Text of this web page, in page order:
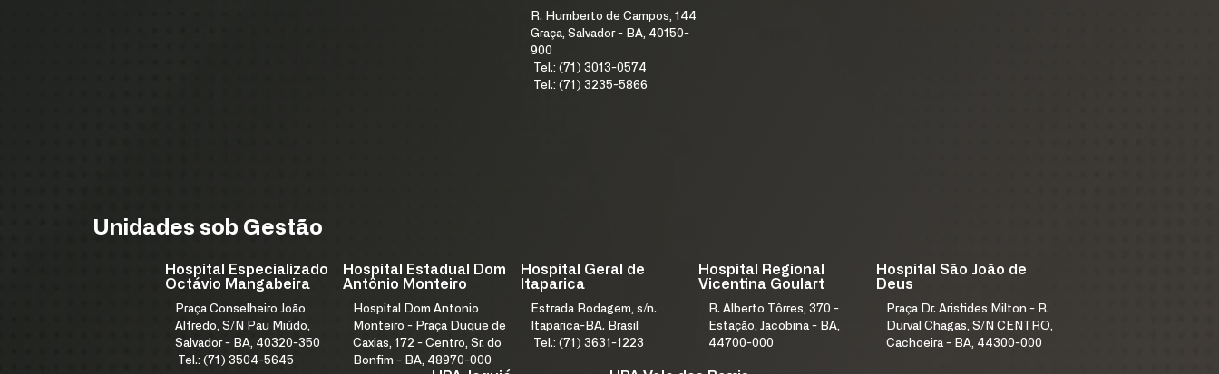
R. Humberto de Campos, 144
Graça, Salvador - BA, 40150-
900
Tel.: (71) 3013-0574
Tel.: (71) 3235-5866
Unidades sob Gestão
Hospital Especializado
Octávio Mangabeira
Praça Conselheiro João
Alfredo, S/N Pau Miúdo,
Salvador - BA, 40320-350
Tel.: (71) 3504-5645
Hospital Estadual Dom
Antônio Monteiro
Hospital Dom Antonio
Monteiro - Praça Duque de
Caxias, 172 - Centro, Sr. do
Bonfim - BA, 48970-000
Hospital Geral de
Itaparica
Estrada Rodagem, s/n.
Itaparica-BA. Brasil
Tel.: (71) 3631-1223
Hospital Regional
Vicentina Goulart
R. Alberto Tôrres, 370 -
Estação, Jacobina - BA,
44700-000
Hospital São João de
Deus
Praça Dr. Aristides Milton - R.
Durval Chagas, S/N CENTRO,
Cachoeira - BA, 44300-000